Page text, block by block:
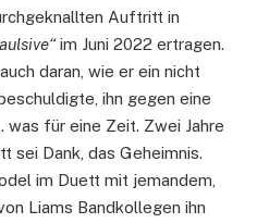
Auftritt in
im Juni 2022 ertragen.
daran, wie er ein nicht
ihn gegen eine
für eine Zeit. Zwei Jahre
sei Dank, das Geheimnis.
im Duett mit jemandem,
Liams Bandkollegen ihn